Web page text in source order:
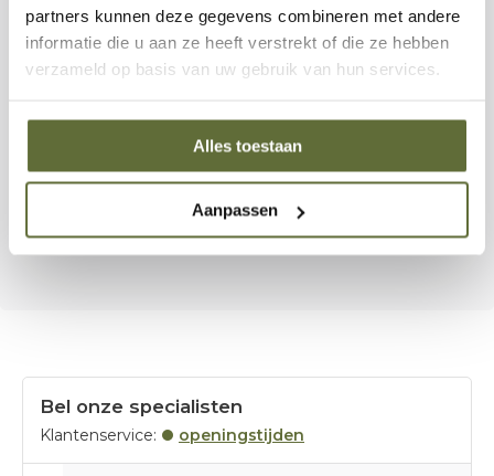
partners kunnen deze gegevens combineren met andere
informatie die u aan ze heeft verstrekt of die ze hebben
verzameld op basis van uw gebruik van hun services.
Alles toestaan
Aanpassen
Parelhoen, duif en kalkoen– brengt subtiele smaken
naar voren zonder te overheersen.
Creatieve toepassingen– probeer hem ook eens op
popcorn of over geroosterde groenten voor een
verrassende twist.
Bel onze specialisten
Klantenservice: openingstijden